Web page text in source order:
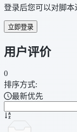
登录后您可以对脚
立即登录
用户评价
0
排序方式:
最新优先